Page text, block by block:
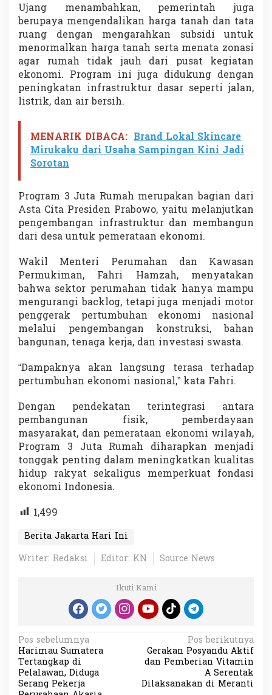
Ujang menambahkan, pemerintah juga
berupaya mengendalikan harga tanah dan tata
ruang dengan mengarahkan subsidi untuk
menormalkan harga tanah serta menata zonasi
agar rumah tidak jauh dari pusat kegiatan
ekonomi. Program ini juga didukung dengan
peningkatan infrastruktur dasar seperti jalan,
listrik, dan air bersih.
MENARIK DIBACA: Brand Lokal Skincare
Mirukaku dari Usaha Sampingan Kini Jadi
Sorotan
Program 3 Juta Rumah merupakan bagian dari
Asta Cita Presiden Prabowo, yaitu melanjutkan
pengembangan infrastruktur dan membangun
dari desa untuk pemerataan ekonomi.
Wakil Menteri Perumahan dan Kawasan
Permukiman, Fahri Hamzah, menyatakan
bahwa sektor perumahan tidak hanya mampu
mengurangi backlog, tetapi juga menjadi motor
penggerak pertumbuhan ekonomi nasional
melalui pengembangan konstruksi, bahan
bangunan, tenaga kerja, dan investasi swasta.
“Dampaknya akan langsung terasa terhadap
pertumbuhan ekonomi nasional,” kata Fahri.
Dengan pendekatan terintegrasi antara
pembangunan fisik, pemberdayaan
masyarakat, dan pemerataan ekonomi wilayah,
Program 3 Juta Rumah diharapkan menjadi
tonggak penting dalam meningkatkan kualitas
hidup rakyat sekaligus memperkuat fondasi
ekonomi Indonesia.
1,499
Berita Jakarta Hari Ini
Writer: Redaksi
Editor: KN Source News
Ikuti Kami
N
a
v
Pos sebelumnya
Harimau Sumatera
Tertangkap di
Pelalawan, Diduga
Serang Pekerja
Pos berikutnya
Gerakan Posyandu Aktif
dan Pemberian Vitamin
A Serentak
Dilaksanakan di Meranti